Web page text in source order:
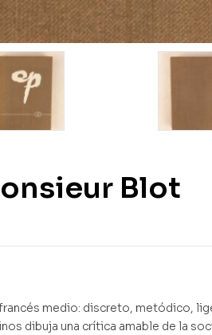
Blot
medio: discreto, metódico,
dibuja una crítica amable de la